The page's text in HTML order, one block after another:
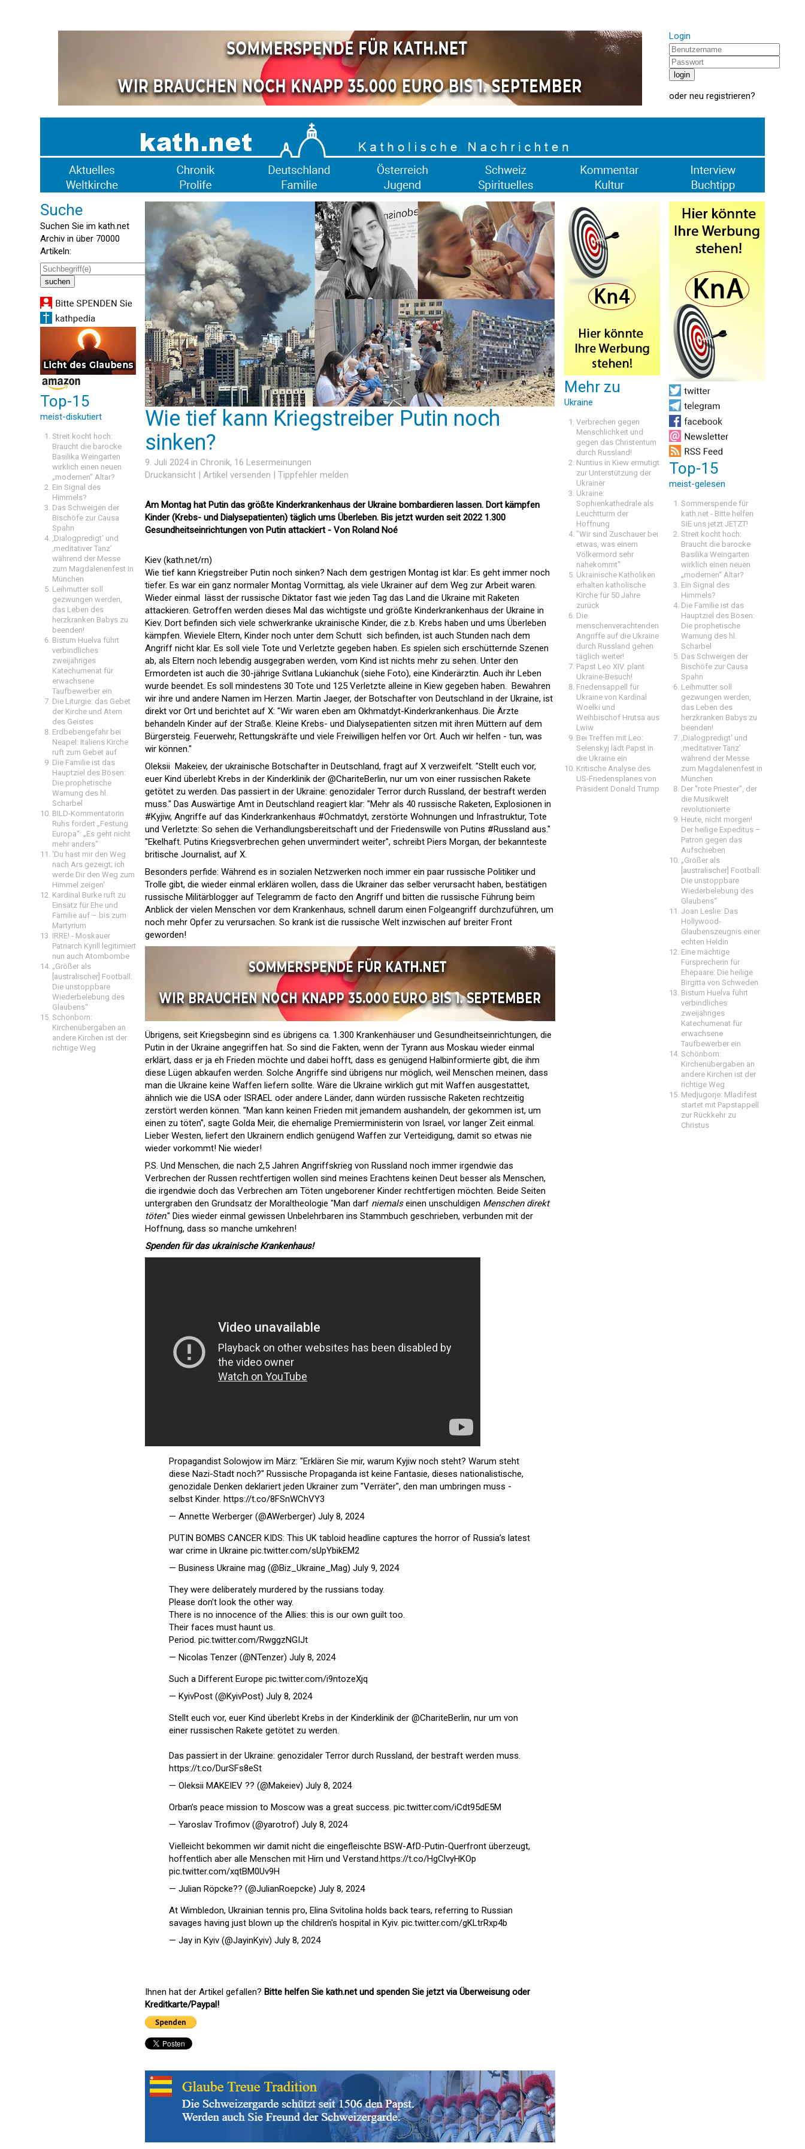
Login
oder neu registrieren?
Suche
Suchen Sie im kath.net
Archiv in über 70000
Artikeln:
Top-15
meist-diskutiert
Streit kocht hoch:
Braucht die barocke
Basilika Weingarten
wirklich einen neuen
„modernen“ Altar?
Ein Signal des
Himmels?
Das Schweigen der
Bischöfe zur Causa
Spahn
‚Dialogpredigt‘ und
‚meditativer Tanz’
während der Messe
zum Magdalenenfest in
München
Leihmutter soll
gezwungen werden,
das Leben des
herzkranken Babys zu
beenden!
Bistum Huelva führt
verbindliches
zweijähriges
Katechumenat für
erwachsene
Taufbewerber ein
Die Liturgie: das Gebet
der Kirche und Atem
des Geistes
Erdbebengefahr bei
Neapel: Italiens Kirche
ruft zum Gebet auf
Die Familie ist das
Hauptziel des Bösen:
Die prophetische
Warnung des hl.
Scharbel
BILD-Kommentatorin
Ruhs fordert „Festung
Europa“: „Es geht nicht
mehr anders“
'Du hast mir den Weg
nach Ars gezeigt; ich
werde Dir den Weg zum
Himmel zeigen'
Kardinal Burke ruft zu
Einsatz für Ehe und
Familie auf – bis zum
Martyrium
IRRE! - Moskauer
Patriarch Kyrill legitimiert
nun auch Atombombe
„Größer als
[australischer] Football:
Die unstoppbare
Wiederbelebung des
Glaubens“
Schönborn:
Kirchenübergaben an
andere Kirchen ist der
richtige Weg
Wie tief kann Kriegstreiber Putin noch
sinken?
9. Juli 2024 in Chronik, 16 Lesermeinungen
Druckansicht | Artikel versenden | Tippfehler melden
Am Montag hat Putin das größte Kinderkrankenhaus der Ukraine bombardieren lassen. Dort kämpfen
Kinder (Krebs- und Dialysepatienten) täglich ums Überleben. Bis jetzt wurden seit 2022 1.300
Gesundheitseinrichtungen von Putin attackiert - Von Roland Noé
Kiev (kath.net/rn)
Wie tief kann Kriegstreiber Putin noch sinken? Nach dem gestrigen Montag ist klar: Es geht immer noch
tiefer. Es war ein ganz normaler Montag Vormittag, als viele Ukrainer auf dem Weg zur Arbeit waren.
Wieder einmal lässt der russische Diktator fast wie jeden Tag das Land die Ukraine mit Raketen
attackieren. Getroffen werden dieses Mal das wichtigste und größte Kinderkrankenhaus der Ukraine in
Kiev. Dort befinden sich viele schwerkranke ukrainische Kinder, die z.b. Krebs haben und ums Überleben
kämpfen. Wieviele Eltern, Kinder noch unter dem Schutt sich befinden, ist auch Stunden nach dem
Angriff nicht klar. Es soll viele Tote und Verletzte gegeben haben. Es spielen sich erschütternde Szenen
ab, als Eltern noch lebendig ausgegraben werden, vom Kind ist nichts mehr zu sehen. Unter den
Ermordeten ist auch die 30-jährige Svitlana Lukianchuk (siehe Foto), eine Kinderärztin. Auch ihr Leben
wurde beendet. Es soll mindestens 30 Tote und 125 Verletzte alleine in Kiew gegeben haben. Bewahren
wir ihre und andere Namen im Herzen. Martin Jaeger, der Botschafter von Deutschland in der Ukraine, ist
direkt vor Ort und berichtet auf X: "Wir waren eben am Okhmatdyt-Kinderkrankenhaus. Die Ärzte
behandeln Kinder auf der Straße. Kleine Krebs- und Dialysepatienten sitzen mit ihren Müttern auf dem
Bürgersteig. Feuerwehr, Rettungskräfte und viele Freiwilligen helfen vor Ort. Auch wir helfen - tun, was
wir können."
Oleksii Makeiev, der ukrainische Botschafter in Deutschland, fragt auf X verzweifelt. "Stellt euch vor,
euer Kind überlebt Krebs in der Kinderklinik der @ChariteBerlin, nur um von einer russischen Rakete
getötet zu werden. Das passiert in der Ukraine: genozidaler Terror durch Russland, der bestraft werden
muss." Das Auswärtige Amt in Deutschland reagiert klar: "Mehr als 40 russische Raketen, Explosionen in
#Kyjiw, Angriffe auf das Kinderkrankenhaus #Ochmatdyt, zerstörte Wohnungen und Infrastruktur, Tote
und Verletzte: So sehen die Verhandlungsbereitschaft und der Friedenswille von Putins #Russland aus."
"Ekelhaft. Putins Kriegsverbrechen gehen unvermindert weiter", schreibt Piers Morgan, der bekannteste
britische Journalist, auf X.
Besonders perfide: Während es in sozialen Netzwerken noch immer ein paar russische Politiker und
Trolle gibt, die wieder einmal erklären wollen, dass die Ukrainer das selber verursacht haben, bestätigen
russische Militärblogger auf Telegramm de facto den Angriff und bitten die russische Führung beim
Anblick der vielen Menschen vor dem Krankenhaus, schnell darum einen Folgeangriff durchzuführen, um
noch mehr Opfer zu verursachen. So krank ist die russische Welt inzwischen auf breiter Front
geworden!
Übrigens, seit Kriegsbeginn sind es übrigens ca. 1.300 Krankenhäuser und Gesundheitseinrichtungen, die
Putin in der Ukraine angegriffen hat. So sind die Fakten, wenn der Tyrann aus Moskau wieder einmal
erklärt, dass er ja eh Frieden möchte und dabei hofft, dass es genügend Halbinformierte gibt, die ihm
diese Lügen abkaufen werden. Solche Angriffe sind übrigens nur möglich, weil Menschen meinen, dass
man die Ukraine keine Waffen liefern sollte. Wäre die Ukraine wirklich gut mit Waffen ausgestattet,
ähnlich wie die USA oder ISRAEL oder andere Länder, dann würden russische Raketen rechtzeitig
zerstört werden können. "Man kann keinen Frieden mit jemandem aushandeln, der gekommen ist, um
einen zu töten", sagte Golda Meir, die ehemalige Premierministerin von Israel, vor langer Zeit einmal.
Lieber Westen, liefert den Ukrainern endlich genügend Waffen zur Verteidigung, damit so etwas nie
wieder vorkommt! Nie wieder!
P.S. Und Menschen, die nach 2,5 Jahren Angriffskrieg von Russland noch immer irgendwie das
Verbrechen der Russen rechtfertigen wollen sind meines Erachtens keinen Deut besser als Menschen,
die irgendwie doch das Verbrechen am Töten ungeborener Kinder rechtfertigen möchten. Beide Seiten
untergraben den Grundsatz der Moraltheologie "Man darf niemalseinen unschuldigen Menschen direkt
töten." Dies wieder einmal gewissen Unbelehrbaren ins Stammbuch geschrieben, verbunden mit der
Hoffnung, dass so manche umkehren!
Spenden für das ukrainische Krankenhaus!
Propagandist Solowjow im März: "Erklären Sie mir, warum Kyjiw noch steht? Warum steht
diese Nazi-Stadt noch?" Russische Propaganda ist keine Fantasie, dieses nationalistische,
genozidale Denken deklariert jeden Ukrainer zum "Verräter", den man umbringen muss -
selbst Kinder. https://t.co/8FSnWChVY3
— Annette Werberger (@AWerberger) July 8, 2024
PUTIN BOMBS CANCER KIDS: This UK tabloid headline captures the horror of Russia’s latest
war crime in Ukraine pic.twitter.com/sUpYbikEM2
— Business Ukraine mag (@Biz_Ukraine_Mag) July 9, 2024
They were deliberately murdered by the russians today.
Please don't look the other way.
There is no innocence of the Allies: this is our own guilt too.
Their faces must haunt us.
Period. pic.twitter.com/RwggzNGIJt
— Nicolas Tenzer (@NTenzer) July 8, 2024
Such a Different Europe pic.twitter.com/i9ntozeXjq
— KyivPost (@KyivPost) July 8, 2024
Stellt euch vor, euer Kind überlebt Krebs in der Kinderklinik der @ChariteBerlin, nur um von
einer russischen Rakete getötet zu werden.
Das passiert in der Ukraine: genozidaler Terror durch Russland, der bestraft werden muss.
https://t.co/DurSFs8eSt
— Oleksii MAKEIEV ?? (@Makeiev) July 8, 2024
Orban’s peace mission to Moscow was a great success. pic.twitter.com/iCdt95dE5M
— Yaroslav Trofimov (@yarotrof) July 8, 2024
Vielleicht bekommen wir damit nicht die eingefleischte BSW-AfD-Putin-Querfront überzeugt,
hoffentlich aber alle Menschen mit Hirn und Verstand.https://t.co/HgClvyHKOp
pic.twitter.com/xqtBM0Uv9H
— Julian Röpcke?? (@JulianRoepcke) July 8, 2024
At Wimbledon, Ukrainian tennis pro, Elina Svitolina holds back tears, referring to Russian
savages having just blown up the children's hospital in Kyiv. pic.twitter.com/gKLtrRxp4b
— Jay in Kyiv (@JayinKyiv) July 8, 2024
Ihnen hat der Artikel gefallen? Bitte helfen Sie kath.net und spenden Sie jetzt via Überweisung oder
Kreditkarte/Paypal!
Mehr zu
Ukraine
Verbrechen gegen
Menschlichkeit und
gegen das Christentum
durch Russland!
Nuntius in Kiew ermutigt
zur Unterstützung der
Ukrainer
Ukraine:
Sophienkathedrale als
Leuchtturm der
Hoffnung
"Wir sind Zuschauer bei
etwas, was einem
Völkermord sehr
nahekommt"
Ukrainische Katholiken
erhalten katholische
Kirche für 50 Jahre
zurück
Die
menschenverachtenden
Angriffe auf die Ukraine
durch Russland gehen
täglich weiter!
Papst Leo XIV. plant
Ukraine-Besuch!
Friedensappell für
Ukraine von Kardinal
Woelki und
Weihbischof Hrutsa aus
Lwiw
Bei Treffen mit Leo:
Selenskyj lädt Papst in
die Ukraine ein
Kritische Analyse des
US-Friedensplanes von
Präsident Donald Trump
Top-15
meist-gelesen
Sommerspende für
kath.net - Bitte helfen
SIE uns jetzt JETZT!
Streit kocht hoch:
Braucht die barocke
Basilika Weingarten
wirklich einen neuen
„modernen“ Altar?
Ein Signal des
Himmels?
Die Familie ist das
Hauptziel des Bösen:
Die prophetische
Warnung des hl.
Scharbel
Das Schweigen der
Bischöfe zur Causa
Spahn
Leihmutter soll
gezwungen werden,
das Leben des
herzkranken Babys zu
beenden!
‚Dialogpredigt‘ und
‚meditativer Tanz’
während der Messe
zum Magdalenenfest in
München
Der "rote Priester", der
die Musikwelt
revolutionierte
Heute, nicht morgen!
Der heilige Expeditus –
Patron gegen das
Aufschieben
„Größer als
[australischer] Football:
Die unstoppbare
Wiederbelebung des
Glaubens“
Joan Leslie: Das
Hollywood-
Glaubenszeugnis einer
echten Heldin
Eine mächtige
Fürsprecherin für
Ehepaare: Die heilige
Birgitta von Schweden
Bistum Huelva führt
verbindliches
zweijähriges
Katechumenat für
erwachsene
Taufbewerber ein
Schönborn:
Kirchenübergaben an
andere Kirchen ist der
richtige Weg
Medjugorje: Mladifest
startet mit Papstappell
zur Rückkehr zu
Christus